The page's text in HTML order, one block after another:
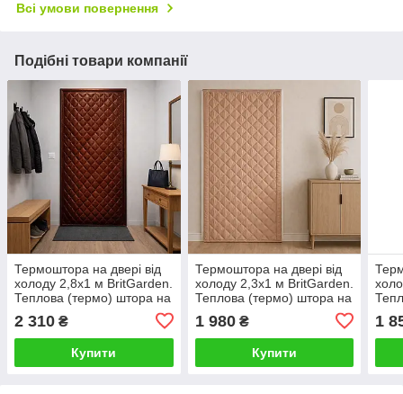
Всі умови повернення
Подібні товари компанії
Термоштора на двері від
холоду 2,8х1 м BritGarden.
Теплова (термо) штора на
багатошарова
2 310 ₴
Купити
Термоштора на двері від
холоду 2,3х1 м BritGarden.
Теплова (термо) штора на
багатошарова
1 980₴
Купити
1